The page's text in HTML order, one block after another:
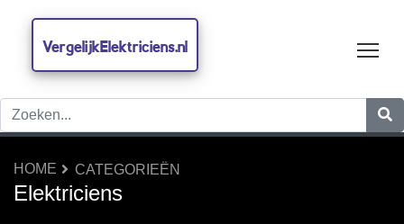
VergelijkElektriciens.nl
HOME CATEGORIEËN
Elektriciens